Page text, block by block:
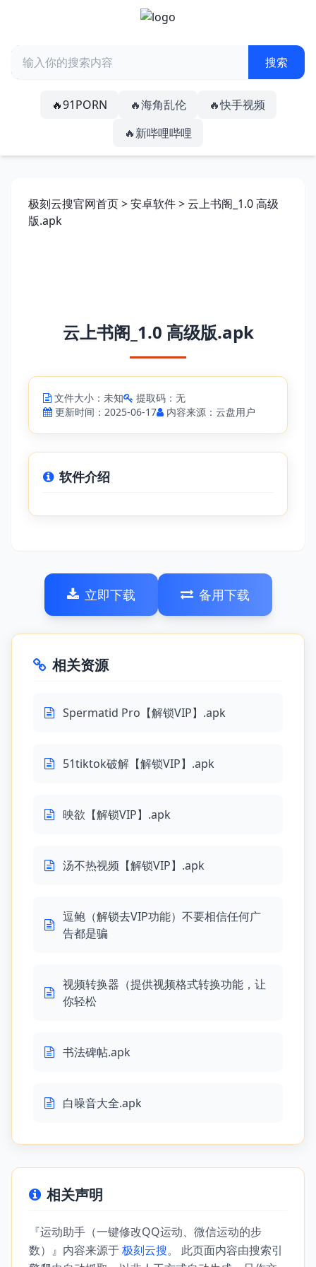
🔥91PORN 🔥海角乱伦
🔥快手视频
🔥新哔哩哔哩
极刻云搜官网首页>安卓软件> 云上书阁_1.0 高级
版.apk
云上书阁_1.0 高级版.apk
文件大小：未知
提取码：无
更新时间：2025-06-17
内容来源：云盘用户
软件介绍
立即下载 备用下载
相关资源
Spermatid Pro【解锁VIP】.apk
51tiktok破解【解锁VIP】.apk
映欲【解锁VIP】.apk
汤不热视频【解锁VIP】.apk
逗鲍（解锁去VIP功能）不要相信任何广
告都是骗
视频转换器（提供视频格式转换功能，让
你轻松
书法碑帖.apk
白噪音大全.apk
相关声明
『运动助手（一键修改QQ运动、微信运动的步
数）』内容来源于极刻云搜。 此页面内容由搜索引